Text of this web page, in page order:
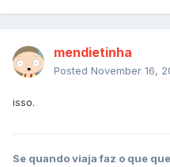
mendietinha
Posted November 16,
isso.
Se quando viaja faz o que